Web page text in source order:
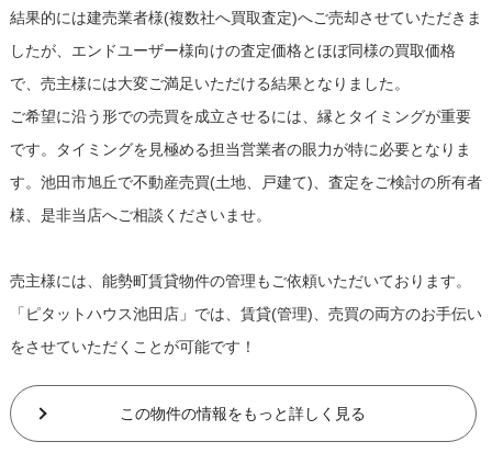
結果的には建売業者様(複数社へ買取査定)へご売却させていただきま
したが、エンドユーザー様向けの査定価格とほぼ同様の買取価格
で、売主様には大変ご満足いただける結果となりました。
ご希望に沿う形での売買を成立させるには、縁とタイミングが重要
です。タイミングを見極める担当営業者の眼力が特に必要となりま
す。池田市旭丘で不動産売買(土地、戸建て)、査定をご検討の所有者
様、是非当店へご相談くださいませ。
売主様には、能勢町賃貸物件の管理もご依頼いただいております。
「ピタットハウス池田店」では、賃貸(管理)、売買の両方のお手伝い
をさせていただくことが可能です！
この物件の情報をもっと詳しく見る